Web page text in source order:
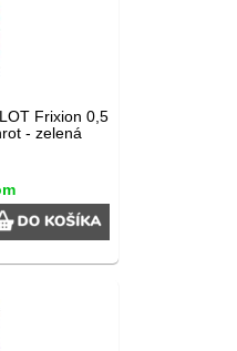
Frixion 0,5
- zelená